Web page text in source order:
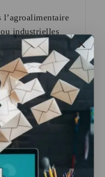
l’agroalimentaire
industrielles
chocolatés
à l’emploi
pour la
en ligne